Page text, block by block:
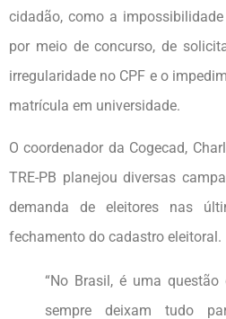
cidadão, como a
por meio de concurso, de
irregularidade no CPF e o
matrícula em universidade.
O coordenador da Cogecad,
TRE-PB planejou diversas
demanda de eleitores nas
fechamento do cadastro eleitoral.
“No Brasil, é uma
sempre deixam tudo